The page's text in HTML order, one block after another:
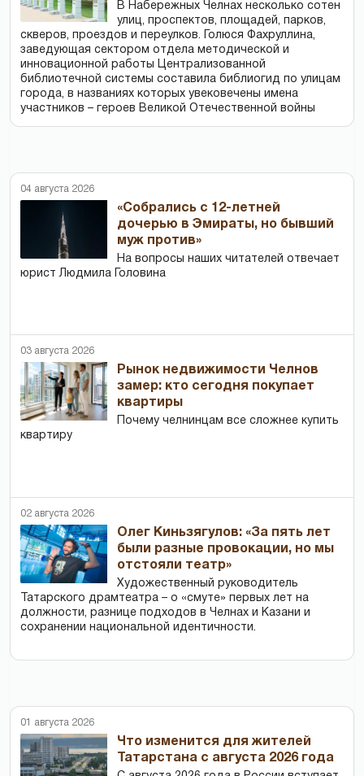
В Набережных Челнах несколько сотен
улиц, проспектов, площадей, парков,
скверов, проездов и переулков. Голюся Фахруллина,
заведующая сектором отдела методической и
инновационной работы Централизованной
библиотечной системы составила библиогид по улицам
города, в названиях которых увековечены имена
участников – героев Великой Отечественной войны
04 августа 2026
«Собрались с 12-летней
дочерью в Эмираты, но бывший
муж против»
На вопросы наших читателей отвечает
юрист Людмила Головина
03 августа 2026
Рынок недвижимости Челнов
замер: кто сегодня покупает
квартиры
Почему челнинцам все сложнее купить
квартиру
02 августа 2026
Олег Киньзягулов: «За пять лет
были разные провокации, но мы
отстояли театр»
Художественный руководитель
Татарского драмтеатра – о «смуте» первых лет на
должности, разнице подходов в Челнах и Казани и
сохранении национальной идентичности.
01 августа 2026
Что изменится для жителей
Татарстана с августа 2026 года